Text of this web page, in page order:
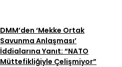
DMM’den ‘Mekke Ortak
Savunma Anlaşması’
İddialarına Yanıt: “NATO
Müttefikliğiyle Çelişmiyor”